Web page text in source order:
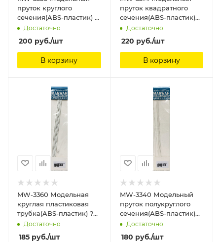
пруток круглого
сечения(ABS-пластик) ?
0.5mm*250mm 8шт
ManWah
Достаточно
200 руб./шт
В корзину
пруток квадратного
сечения(ABS-пластик)
3.0 мм*250мм 6шт
ManWah
Достаточно
220 руб./шт
В корзину
MW-3360 Модельная
круглая пластиковая
трубка(ABS-пластик) ?
2mm*250mm 6шт
ManWah
Достаточно
185 руб./шт
MW-3340 Модельный
пруток полукруглого
сечения(ABS-пластик)
1.0mm*250mm 8шт
ManWah
Достаточно
180 руб./шт